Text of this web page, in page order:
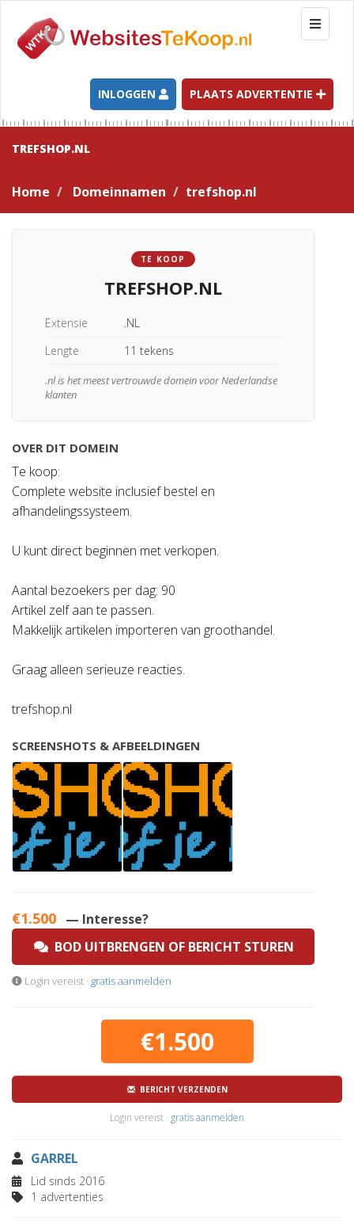
T
o
g
l
e
n
a
t
INLOGGEN PLAATS ADVERTENTIE
TREFSHOP.NL
Home Domeinnamen trefshop.nl
TE KOOP
TREFSHOP.NL
Extensie
.NL
Lengte
11 tekens
.nl is het meest vertrouwde domein voor Nederlandse
klanten
OVER DIT DOMEIN
Te koop:
Complete website inclusief bestel en
afhandelingssysteem.
U kunt direct beginnen met verkopen.
Aantal bezoekers per dag: 90
Artikel zelf aan te passen.
Makkelijk artikelen importeren van groothandel.
Graag alleen serieuze reacties.
trefshop.nl
SCREENSHOTS & AFBEELDINGEN
€1.500 — Interesse?
BOD UITBRENGEN OF BERICHT STUREN
Login vereist · gratis aanmelden
€1.500
BERICHT VERZENDEN
Login vereist · gratis aanmelden
GARREL
Lid sinds 2016
1 advertenties